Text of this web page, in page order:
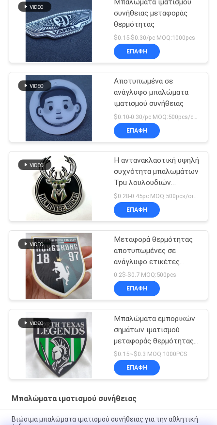
Μπαλώματα ιματισμού
συνήθειας μεταφοράς
θερμότητας
$0.15-$0.30/pc MOQ:1000pcs
ΕΠΑΦΉ
Αποτυπωμένα σε
ανάγλυφο μπαλώματα
ιματισμού συνήθειας
ΕΠΑΦΉ
Η αντανακλαστική υψηλή
συχνότητα μπαλωμάτων
Tpu λουλουδιών
τρισδιάστατη
αποτύπωσε το μαλακό
διακριτικό Applique σε
ΕΠΑΦΉ
Μεταφορά θερμότητας
αποτυπωμένες σε
ανάγλυφο ετικέτες
ιματισμού ομάδας στις
ενδυμασία, διακριτικό
Tpu ενδυμάτων
0.2$-$0.7 MOQ:500pcs
ΕΠΑΦΉ
Μπαλώματα εμπορικών
σημάτων ιματισμού
μεταφοράς θερμότητας,
διακριτικό TPU για την
ενδυμασία ομάδας
$0.15~$0.3 MOQ:1000PCS
ΕΠΑΦΉ
Μπαλώματα ιματισμού συνήθειας
Βιώσιμα μπαλώματα ιματισμού συνήθειας για την αθλητική